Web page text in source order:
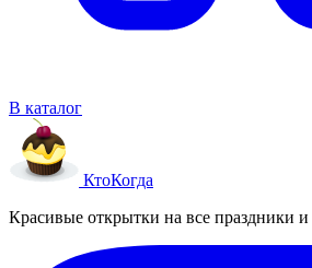
В каталог
КтоКогда
Красивые открытки на все праздники